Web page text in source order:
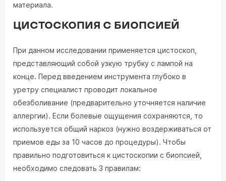
материала.
ЦИСТОСКОПИЯ С БИОПСИЕЙ
При данном исследовании применяется цистоскоп,
представляющий собой узкую трубку с лампой на
конце. Перед введением инструмента глубоко в
уретру специалист проводит локальное
обезболивание (предварительно уточняется наличие
аллергии). Если болевые ощущения сохраняются, то
используется общий наркоз (нужно воздерживаться от
приемов еды за 10 часов до процедуры). Чтобы
правильно подготовиться к цистоскопии с биопсией,
необходимо следовать 3 правилам: